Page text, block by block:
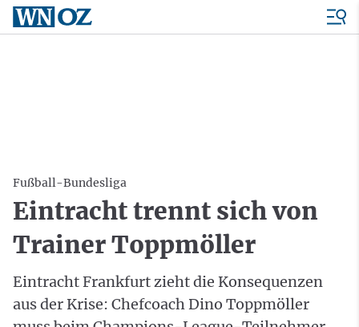
Fußball-Bundesliga
Eintracht trennt sich von
Trainer Toppmöller
Eintracht Frankfurt zieht die Konsequenzen
aus der Krise: Chefcoach Dino Toppmöller